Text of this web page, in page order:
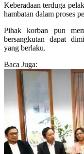
Keberadaan terduga
hambatan dalam proses
Pihak korban pun
bersangkutan dapat
yang berlaku.
Baca Juga: